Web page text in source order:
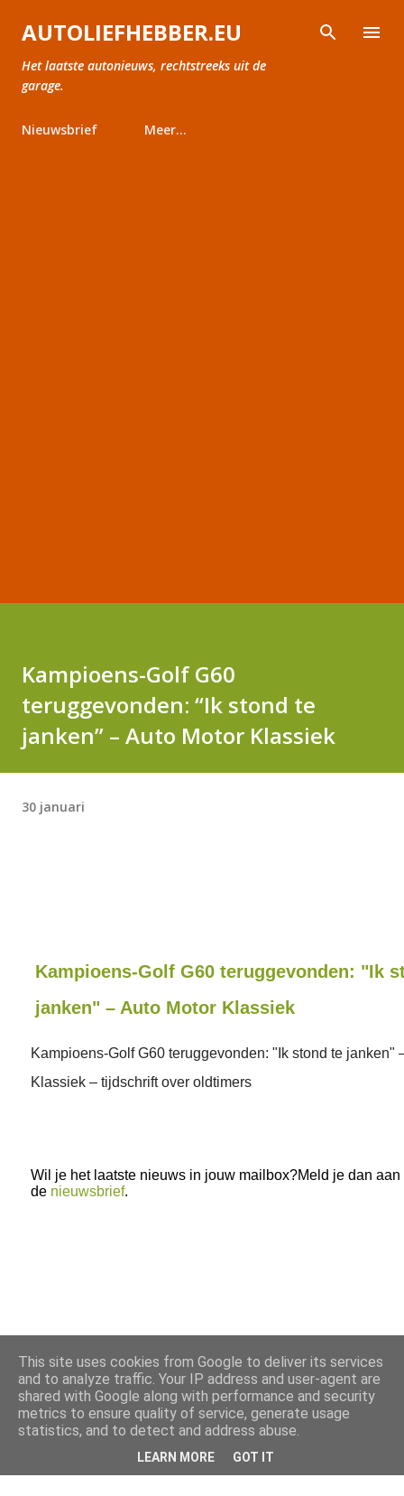
Doorgaan naar hoofdcontent
AUTOLIEFHEBBER.EU
Het laatste autonieuws, rechtstreeks uit de
garage.
Nieuwsbrief Meer…
Kampioens-Golf G60
teruggevonden: “Ik stond te
janken” – Auto Motor Klassiek
30 januari
Kampioens-Golf G60 teruggevonden: "Ik
janken" – Auto Motor Klassiek
Kampioens-Golf G60 teruggevonden: "Ik stond te janken"
Klassiek – tijdschrift over oldtimers
Wil je het laatste nieuws in jouw mailbox?Meld je dan aan
de nieuwsbrief.
This site uses cookies from Google to deliver its services
and to analyze traffic. Your IP address and user-agent are
shared with Google along with performance and security
metrics to ensure quality of service, generate usage
statistics, and to detect and address abuse.
LEARN MORE GOT IT